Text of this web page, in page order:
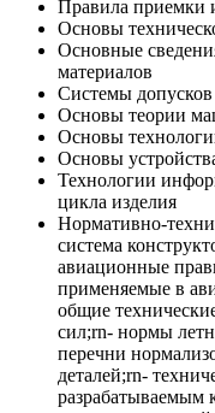
Правила приемки
Основы
Основные
материалов
Системы
Основы теории
Основы
Основы
Технологии
цикла изделия
Нормативно-
система
авиационные
применяемые в
общие
сил;rn- нормы
перечни
деталей;rn-
разрабатываемым